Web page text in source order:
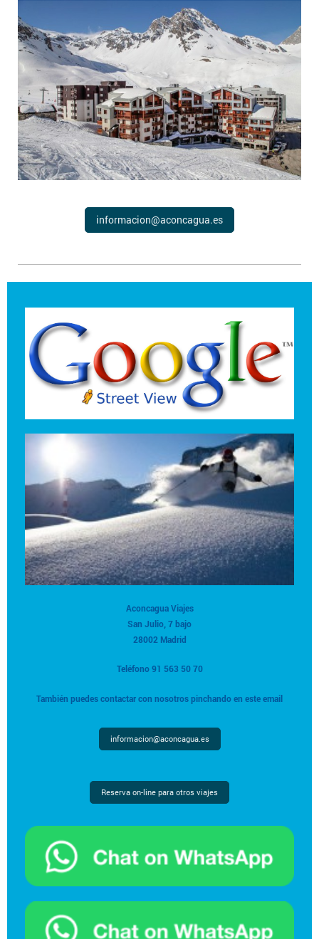
informacion@aconcagua.es
Aconcagua Viajes
San Julio, 7 bajo
28002 Madrid
Teléfono 91 563 50 70
También puedes contactar con nosotros pinchando en este email
informacion@aconcagua.es
Reserva on-line para otros viajes